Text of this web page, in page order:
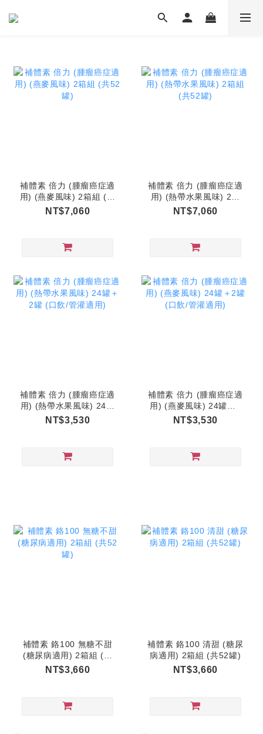
補體素 倍力 (腫瘤癌症適
用) (燕麥風味) 2箱組 (共
52罐)
NT$7,060
補體素 倍力 (腫瘤癌症適
用) (熱帶水果風味) 2箱
組 (共52罐)
NT$7,060
補體素 倍力 (腫瘤癌症適
用) (熱帶水果風味) 24罐
＋2罐 (口飲/管灌適用)
NT$3,530
補體素 倍力 (腫瘤癌症適
用) (燕麥風味) 24罐＋2
罐 (口飲/管灌適用)
NT$3,530
補體素 鉻100 無糖不甜
(糖尿病適用) 2箱組 (共
52罐)
NT$3,660
補體素 鉻100 清甜 (糖尿
病適用) 2箱組 (共52罐)
NT$3,660